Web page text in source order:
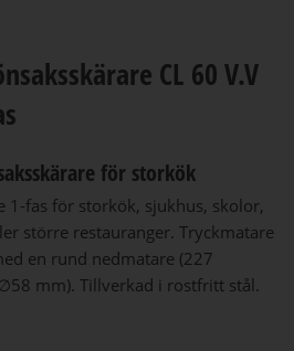
CL 60 V.V
för storkök
1-fas för storkök, sjukhus, skolor,
större restauranger. Tryckmatare
en rund nedmatare (227
mm). Tillverkad i rostfritt stål.